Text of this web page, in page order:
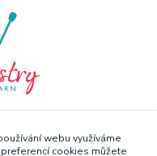
webu využíváme
cookies můžete